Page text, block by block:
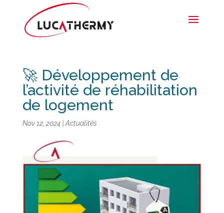
🚀 Développement de
l’activité de réhabilitation
de logement
Nov 12, 2024|Actualités